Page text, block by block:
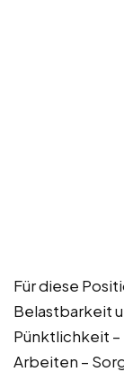
Für diese
Belastbarkeit
Pünktlichkeit
Arbeiten –